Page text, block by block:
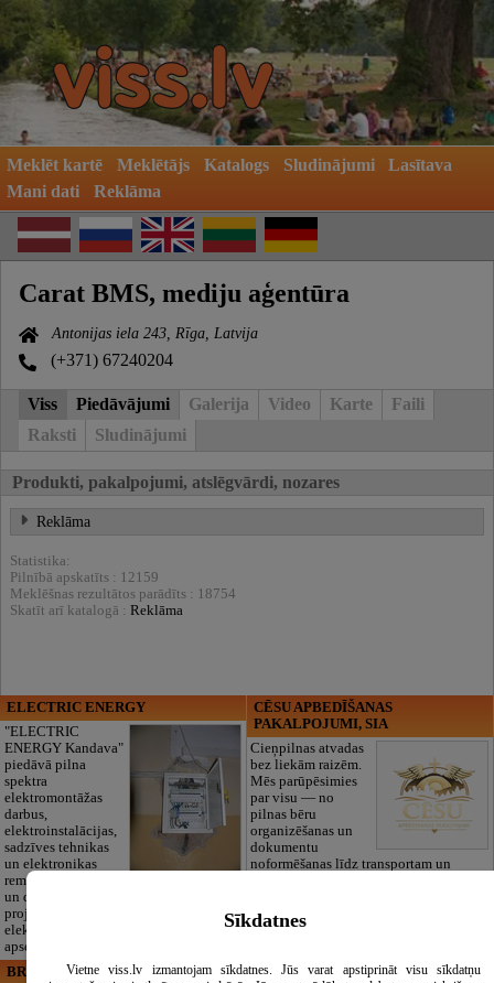
Meklēt kartē Meklētājs Katalogs Sludinājumi
Lasītava
Mani dati
Reklāma
Carat BMS, mediju aģentūra
Antonijas iela 243, Rīga, Latvija
(+371) 67240204
Viss Piedāvājumi Galerija Video Karte
Faili
Raksti
Sludinājumi
Produkti, pakalpojumi, atslēgvārdi, nozares
Reklāma
Statistika:
Pilnībā apskatīts : 12159
Meklēšnas rezultātos parādīts : 18754
Skatīt arī katalogā : Reklāma
ELECTRIC ENERGY
"ELECTRIC
ENERGY Kandava"
piedāvā pilna
spektra
elektromontāžas
darbus,
elektroinstalācijas,
sadzīves tehnikas
un elektronikas
remontu, vājstrāvas
un drošības sistēmu izbūvi, kā arī
projektēšanu, mērījumus un
elektrosaimniecības drošības riskus
apsekošanu.
CĒSU APBEDĪŠANAS
PAKALPOJUMI, SIA
Cieņpilnas atvadas
bez liekām raizēm.
Mēs parūpēsimies
par visu — no
pilnas bēru
organizēšanas un
dokumentu
noformēšanas līdz transportam un
tautiskās segas aizgājēja piemiņas
godināšanai.
BRISTOLS ES, SIA
Maza Rasiņa, privātā pirmsskolas
Sīkdatnes
Vietne viss.lv izmantojam sīkdatnes. Jūs varat apstiprināt visu sīkdatņu